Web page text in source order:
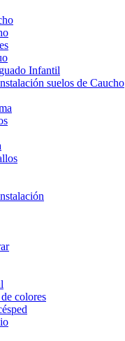
Infantil
suelos de Caucho
colores